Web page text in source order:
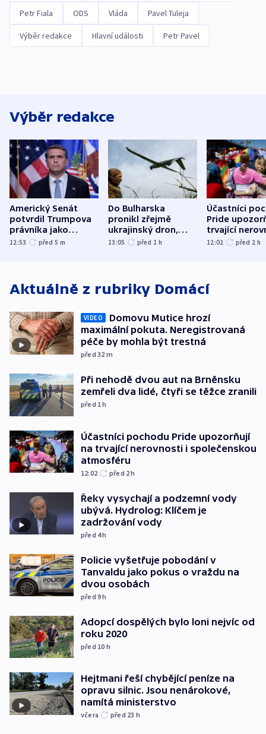
Petr Fiala ODS Vláda Pavel Tuleja
Výběr redakce Hlavní události Petr Pavel
Výběr redakce
Americký Senát
potvrdil Trumpova
právníka jako
ministra
12:53 před 5 m
Do Bulharska
pronikl zřejmě
ukrajinský dron,
explodoval kilometr
13:05 před 1 h
Účastníci
Pride
trvající
12:02 před 2 h
Aktuálně z rubriky Domácí
VIDEO
Domovu Mutice hrozí
maximální pokuta. Neregistrovaná
péče by mohla být trestná
před 32 m
Při nehodě dvou aut na Brněnsku
zemřeli dva lidé, čtyři se těžce zranili
před 1h
Účastníci pochodu Pride upozorňují
na trvající nerovnosti i společenskou
atmosféru
12:02 před 2h
Řeky vysychají a podzemní vody
ubývá. Hydrolog: Klíčem je
zadržování vody
před 4h
Policie vyšetřuje pobodání v
Tanvaldu jako pokus o vraždu na
dvou osobách
před 9h
Adopcí dospělých bylo loni nejvíc od
roku 2020
před 10 h
Hejtmani řeší chybějící peníze na
opravu silnic. Jsou nenárokové,
namítá ministerstvo
včera před 23 h